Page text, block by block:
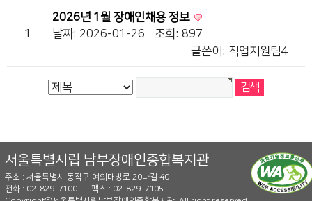
1
2026년 1월 장애인채용 정보
날짜: 2026-01-26
조회: 897
글쓴이: 직업지원팀4
서울특별시립 남부장애인종합복지관
주소 : 서울특별시 동작구 여의대방로 20나길 40
전화 : 02-829-7100
팩스 : 02-829-7105